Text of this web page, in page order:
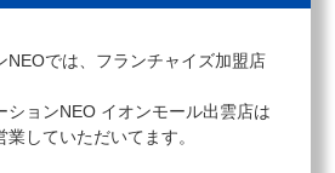
NEOでは、フランチャイズ加盟店
ションNEO イオンモール出雲店は
していただいてます。